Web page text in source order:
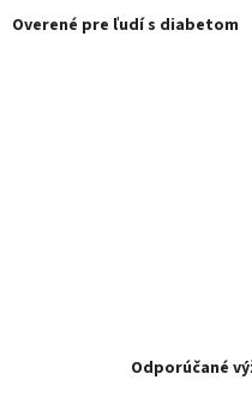
Overené pre ľudí s diabetom
Odporúčané